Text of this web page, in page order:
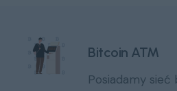
Bitcoin ATM
Posiadamy